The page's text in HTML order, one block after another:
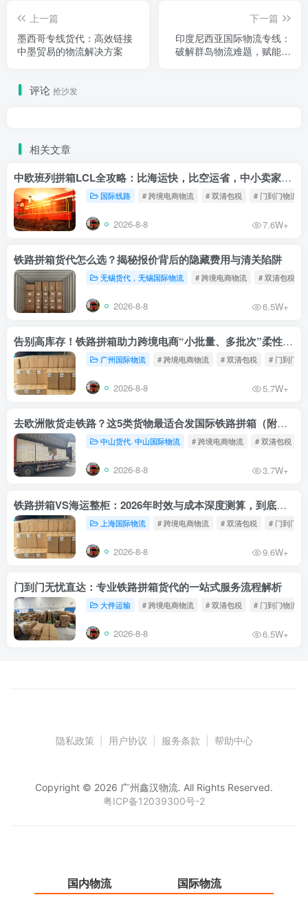
上一篇
墨西哥专线货代：高效链接
中墨贸易的物流解决方案
下一篇
印度尼西亚国际物流专线：
破解群岛物流难题，赋能中
评论 抢沙发
相关文章
中欧班列拼箱LCL全攻略：比海运快，比空运省，中小卖家的物流新宠！
国际线路 # 跨境电商物流 # 双清包税 # 门到门物流
2026-8-8 7.6W+
铁路拼箱货代怎么选？揭秘报价背后的隐藏费用与清关陷阱
无锡货代，无锡国际物流 # 跨境电商物流 # 双清包税
2026-8-8 6.5W+
告别高库存！铁路拼箱助力跨境电商“小批量、多批次”柔性补货
广州国际物流 # 跨境电商物流 # 双清包税 # 门到门物
2026-8-8 5.7W+
去欧洲散货走铁路？这5类货物最适合发国际铁路拼箱（附禁运清单）
中山货代. 中山国际物流 # 跨境电商物流 # 双清包税
2026-8-8 3.7W+
铁路拼箱VS海运整柜：2026年时效与成本深度测算，到底能省多少钱？
上海国际物流 # 跨境电商物流 # 双清包税 # 门到门物
2026-8-8 9.6W+
门到门无忧直达：专业铁路拼箱货代的一站式服务流程解析
大件运输 # 跨境电商物流 # 双清包税 # 门到门物流
2026-8-8 6.5W+
隐私政策 用户协议 服务条款 帮助中心
Copyright © 2026 广州鑫汉物流. All Rights Reserved.
粤ICP备12039300号-2
国内物流 国际物流